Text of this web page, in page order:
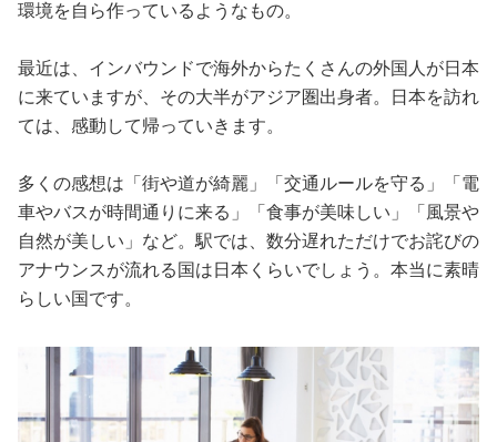
環境を自ら作っているようなもの。
最近は、インバウンドで海外からたくさんの外国人が日本
に来ていますが、その大半がアジア圏出身者。日本を訪れ
ては、感動して帰っていきます。
多くの感想は「街や道が綺麗」「交通ルールを守る」「電
車やバスが時間通りに来る」「食事が美味しい」「風景や
自然が美しい」など。駅では、数分遅れただけでお詫びの
アナウンスが流れる国は日本くらいでしょう。本当に素晴
らしい国です。